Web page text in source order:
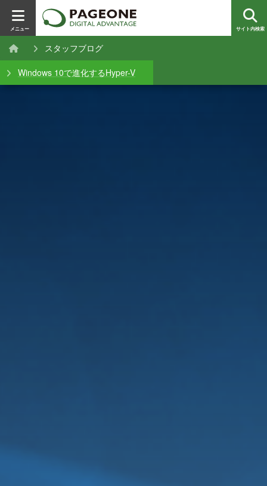
メニュー サイト内検索
スタッフブログ
Windows 10で進化するHyper-V